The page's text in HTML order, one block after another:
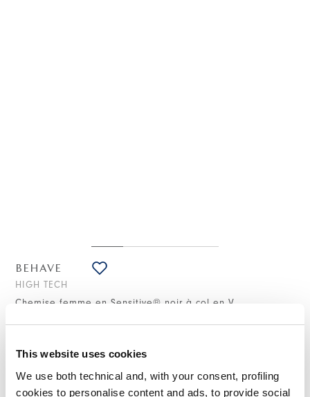
This website uses cookies
We use both technical and, with your consent, profiling
cookies to personalise content and ads, to provide social
BEHAVE
HIGH TECH
Chemise femme en Sensitive® noir à col en V
NOTES DE STYLE